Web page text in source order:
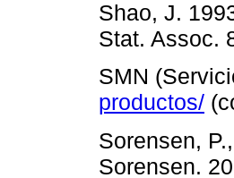
Shao, J.
Stat. Assoc.
SMN
productos/
Sorensen,
Sorensen.